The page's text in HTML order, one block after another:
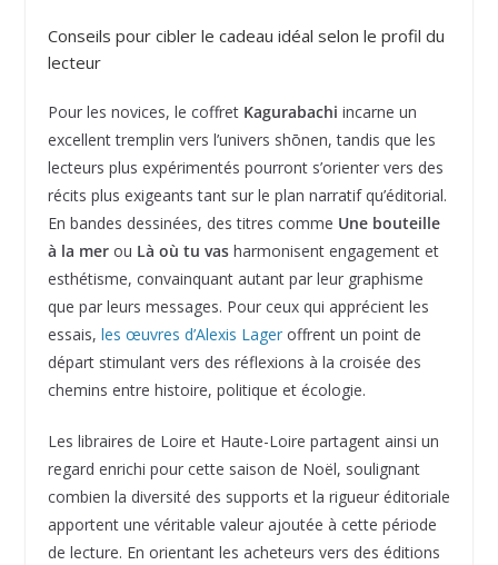
Conseils pour cibler le cadeau idéal selon le profil du
lecteur
Pour les novices, le coffret Kagurabachi incarne un
excellent tremplin vers l’univers shōnen, tandis que les
lecteurs plus expérimentés pourront s’orienter vers des
récits plus exigeants tant sur le plan narratif qu’éditorial.
En bandes dessinées, des titres comme Une bouteille
à la merou Là où tu vasharmonisent engagement et
esthétisme, convainquant autant par leur graphisme
que par leurs messages. Pour ceux qui apprécient les
essais, les œuvres d’Alexis Lageroffrent un point de
départ stimulant vers des réflexions à la croisée des
chemins entre histoire, politique et écologie.
Les libraires de Loire et Haute-Loire partagent ainsi un
regard enrichi pour cette saison de Noël, soulignant
combien la diversité des supports et la rigueur éditoriale
apportent une véritable valeur ajoutée à cette période
de lecture. En orientant les acheteurs vers des éditions